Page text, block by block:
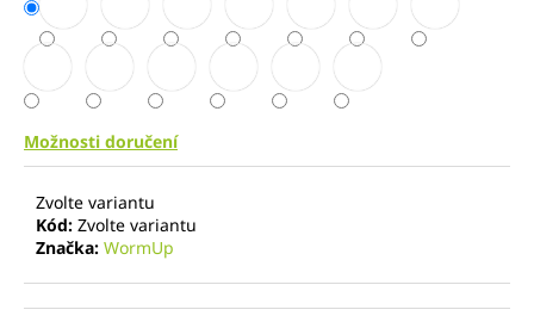
Možnosti doručení
Zvolte variantu
Kód: Zvolte variantu
Značka: WormUp
p
o
r
u
u
j
e
m
e